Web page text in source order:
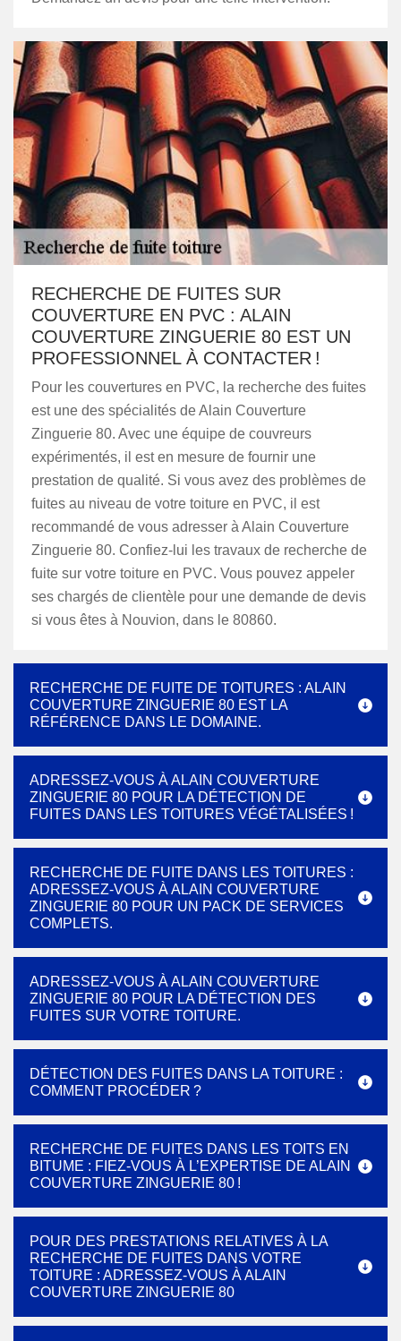
RECHERCHE DE FUITES SUR
COUVERTURE EN PVC : ALAIN
COUVERTURE ZINGUERIE 80 EST UN
PROFESSIONNEL À CONTACTER !
Pour les couvertures en PVC, la recherche des fuites
est une des spécialités de Alain Couverture
Zinguerie 80. Avec une équipe de couvreurs
expérimentés, il est en mesure de fournir une
prestation de qualité. Si vous avez des problèmes de
fuites au niveau de votre toiture en PVC, il est
recommandé de vous adresser à Alain Couverture
Zinguerie 80. Confiez-lui les travaux de recherche de
fuite sur votre toiture en PVC. Vous pouvez appeler
ses chargés de clientèle pour une demande de devis
si vous êtes à Nouvion, dans le 80860.
RECHERCHE DE FUITE DE TOITURES : ALAIN
COUVERTURE ZINGUERIE 80 EST LA
RÉFÉRENCE DANS LE DOMAINE.
ADRESSEZ-VOUS À ALAIN COUVERTURE
ZINGUERIE 80 POUR LA DÉTECTION DE
FUITES DANS LES TOITURES VÉGÉTALISÉES !
RECHERCHE DE FUITE DANS LES TOITURES :
ADRESSEZ-VOUS À ALAIN COUVERTURE
ZINGUERIE 80 POUR UN PACK DE SERVICES
COMPLETS.
ADRESSEZ-VOUS À ALAIN COUVERTURE
ZINGUERIE 80 POUR LA DÉTECTION DES
FUITES SUR VOTRE TOITURE.
DÉTECTION DES FUITES DANS LA TOITURE :
COMMENT PROCÉDER ?
RECHERCHE DE FUITES DANS LES TOITS EN
BITUME : FIEZ-VOUS À L’EXPERTISE DE ALAIN
COUVERTURE ZINGUERIE 80 !
POUR DES PRESTATIONS RELATIVES À LA
RECHERCHE DE FUITES DANS VOTRE
TOITURE : ADRESSEZ-VOUS À ALAIN
COUVERTURE ZINGUERIE 80